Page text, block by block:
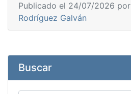
Publicado el 24/07/2026
Rodríguez Galván
Buscar